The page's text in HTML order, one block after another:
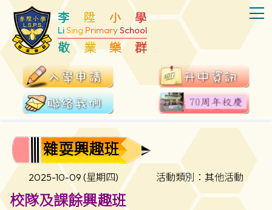
李 陞 小 學
LiSingPrimarySchool
敬 業 樂 群
雜耍興趣班
2025-10-09 (星期四) 活動類別：其他活動
校隊及課餘興趣班